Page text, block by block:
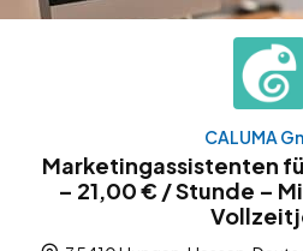
CALUMA
Marketingassistenten
– 21,00 € / Stunde –